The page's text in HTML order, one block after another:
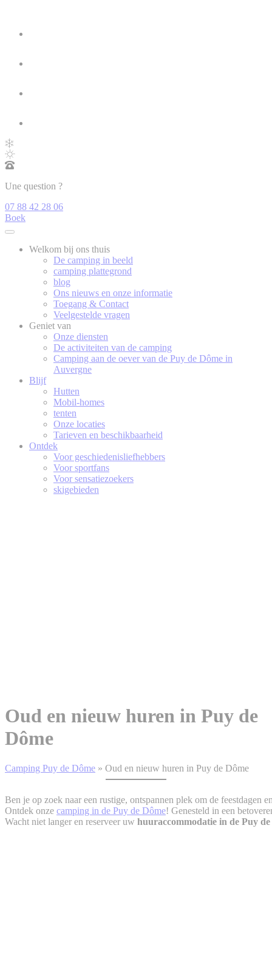
Une question ?
07 88 42 28 06
Boek
Welkom bij ons thuis
De camping in beeld
camping plattegrond
blog
Ons nieuws en onze informatie
Toegang & Contact
Veelgestelde vragen
Geniet van
Onze diensten
De activiteiten van de camping
Camping aan de oever van de Puy de Dôme in
Auvergne
Blijf
Hutten
Mobil-homes
tenten
Onze locaties
Tarieven en beschikbaarheid
Ontdek
Voor geschiedenisliefhebbers
Voor sportfans
Voor sensatiezoekers
skigebieden
Oud en nieuw huren in Puy de
Dôme
Camping Puy de Dôme » Oud en nieuw huren in Puy de Dôme
Ben je op zoek naar een rustige, ontspannen plek om de feestdagen
Ontdek onze camping in de Puy de Dôme! Genesteld in een
Wacht niet langer en reserveer uw huuraccommodatie in de Puy